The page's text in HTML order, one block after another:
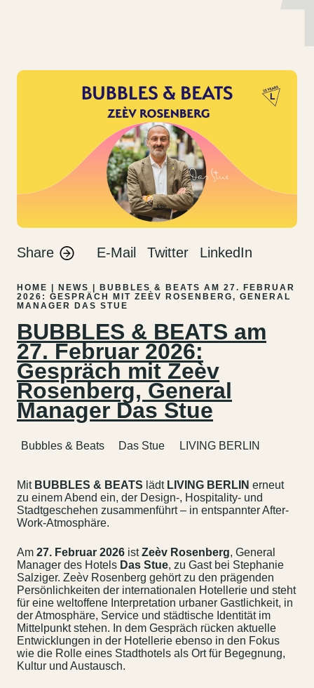
Zum
Share E-Mail Twitter LinkedIn
HOME NEWS
BUBBLES & BEATS AM 27. FEBRUAR
2026: GESPRÄCH MIT ZEÈV ROSENBERG, GENERAL
MANAGER DAS STUE
BUBBLES & BEATS am
27. Februar 2026:
Gespräch mit Zeèv
Rosenberg, General
Manager Das Stue
Bubbles & Beats Das Stue LIVING BERLIN
Mit BUBBLES & BEATS lädt LIVING BERLIN erneut
zu einem Abend ein, der Design-, Hospitality- und
Stadtgeschehen zusammenführt – in entspannter After-
Work-Atmosphäre.
Am 27. Februar 2026 istZeèv Rosenberg, General
Manager des Hotels Das Stue, zu Gast bei Stephanie
Salziger. Zeèv Rosenberg gehört zu den prägenden
Persönlichkeiten der internationalen Hotellerie und steht
für eine weltoffene Interpretation urbaner Gastlichkeit, in
der Atmosphäre, Service und städtische Identität im
Mittelpunkt stehen. In dem Gespräch rücken aktuelle
Entwicklungen in der Hotellerie ebenso in den Fokus
wie die Rolle eines Stadthotels als Ort für Begegnung,
Kultur und Austausch.